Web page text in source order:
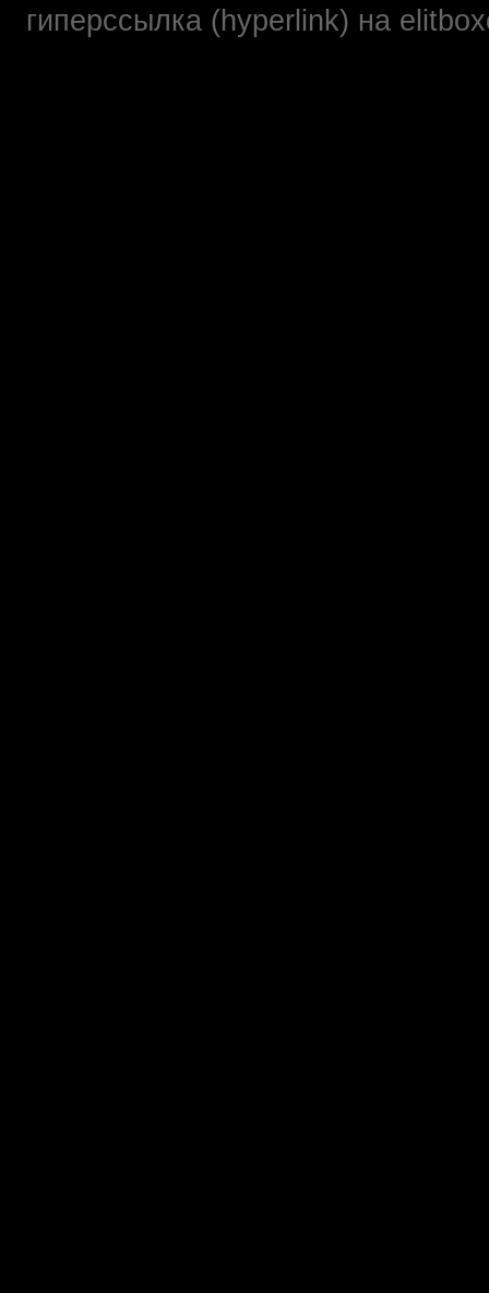
гиперссылка (hyperlink) на